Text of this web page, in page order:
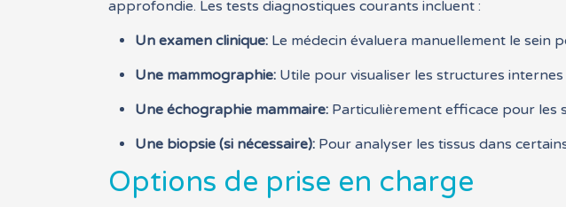
approfondie. Les tests diagnostiques courants incluent :
Un examen clinique: Le médecin évaluera manuellement le sein
Une mammographie: Utile pour visualiser les structures
Une échographie mammaire: Particulièrement efficace pour les
Une biopsie (si nécessaire): Pour analyser les tissus dans
Options de prise en charge